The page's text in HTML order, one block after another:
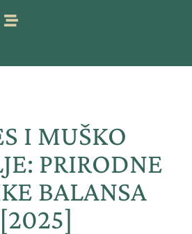
I MUŠKO
PRIRODNE
BALANSA
[2025]